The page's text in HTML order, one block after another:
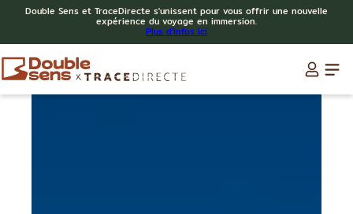
Double Sens et TraceDirecte s'unissent pour vous offrir une nouvelle
expérience du voyage en immersion.
Plus d'infos ici